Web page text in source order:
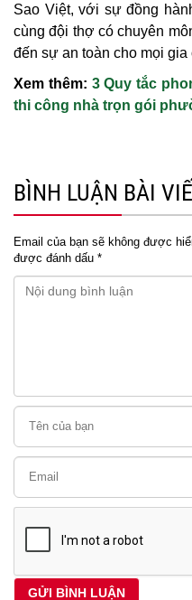
Sao Việt, với sự đồng
cùng đội thợ có chuyên
đến sự an toàn cho mọi gia
Xem thêm: 3 Quy tắc
thi công nhà trọn gói
BÌNH LUẬN BÀI
Email của bạn sẽ không được
được đánh dấu *